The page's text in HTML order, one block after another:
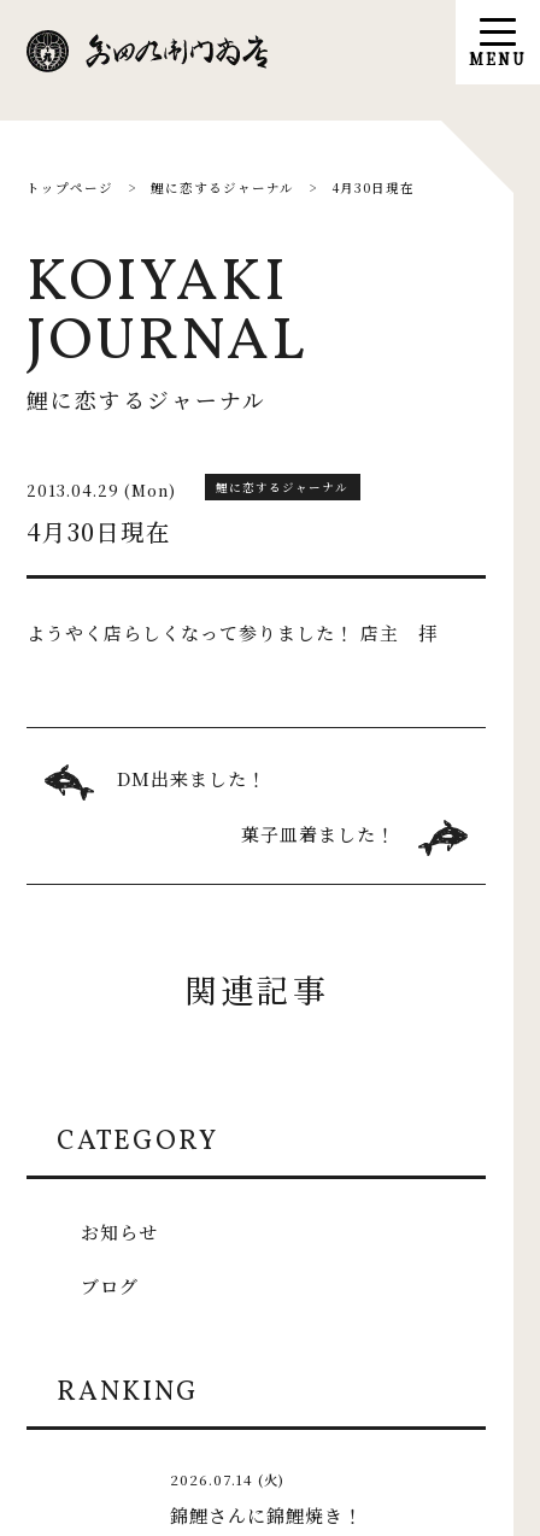
トップページ >鯉に恋するジャーナル > 4月30日現在
KOIYAKI
JOURNAL
鯉に恋するジャーナル
2013.04.29 (Mon) 鯉に恋するジャーナル
4月30日現在
ようやく店らしくなって参りました！ 店主 拝
DM出来ました！
菓子皿着ました！
関連記事
CATEGORY
お知らせ
ブログ
RANKING
2026.07.14 (火)
錦鯉さんに錦鯉焼き！